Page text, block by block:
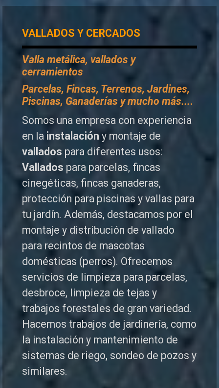
VALLADOS Y CERCADOS
Valla metálica, vallados y
cerramientos
Parcelas, Fincas, Terrenos, Jardines,
Piscinas, Ganaderías y mucho más....
Somos una empresa con experiencia
en la instalación y montaje de
vallados para diferentes usos:
Vallados para parcelas, fincas
cinegéticas, fincas ganaderas,
protección para piscinas y vallas para
tu jardín. Además, destacamos por el
montaje y distribución de vallado
para recintos de mascotas
domésticas (perros). Ofrecemos
servicios de limpieza para parcelas,
desbroce, limpieza de tejas y
trabajos forestales de gran variedad.
Hacemos trabajos de jardinería, como
la instalación y mantenimiento de
sistemas de riego, sondeo de pozos y
similares.